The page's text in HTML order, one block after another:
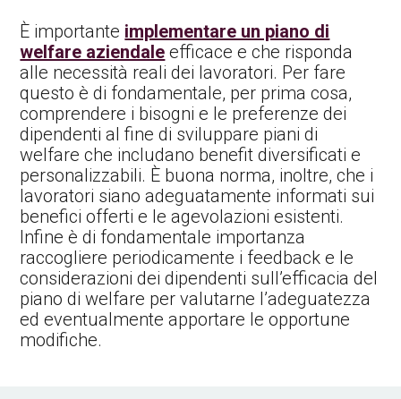
È importante implementare un piano di
welfare aziendale efficace e che risponda
alle necessità reali dei lavoratori. Per fare
questo è di fondamentale, per prima cosa,
comprendere i bisogni e le preferenze dei
dipendenti al fine di sviluppare piani di
welfare che includano benefit diversificati e
personalizzabili. È buona norma, inoltre, che i
lavoratori siano adeguatamente informati sui
benefici offerti e le agevolazioni esistenti.
Infine è di fondamentale importanza
raccogliere periodicamente i feedback e le
considerazioni dei dipendenti sull’efficacia del
piano di welfare per valutarne l’adeguatezza
ed eventualmente apportare le opportune
modifiche.